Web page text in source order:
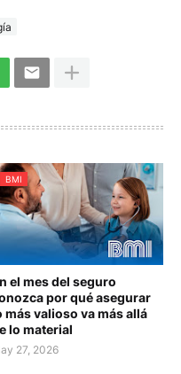
BMI
el mes del seguro
por qué asegurar
más valioso va más allá
lo material
27, 2026